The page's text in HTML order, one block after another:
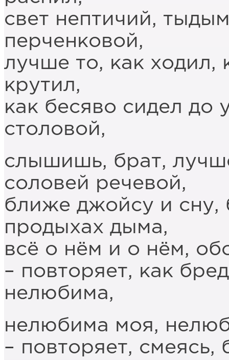
свет нептичий,
перченковой,
лучше то, как ходил,
крутил,
как бесяво сидел до
столовой,
слышишь, брат,
соловей речевой,
ближе джойсу и сну,
продыхах дыма,
всё о нём и о нём,
– повторяет, как
нелюбима,
нелюбима моя,
– повторяет, смеясь,